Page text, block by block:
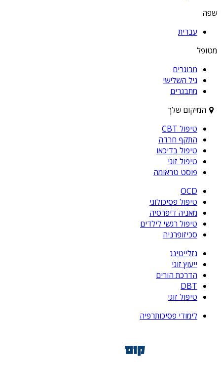
שפה
עברית
מטופל
מבוגרים
גיל השלישי
מתבגרים
המיקום שלך
טיפול CBT
התקף חרדה
טיפול בדיכאו
טיפול זוגי
פוסט טראומה
OCD
טיפול פסיכולוגי
מאניה דיפרסיה
טיפול רגשי לילדים
סכיזופרניה
גזלייטינג
ייעוץ זוגי
הדרכת הורים
DBT
טיפול זוגי
לימודי פסיכותרפיה